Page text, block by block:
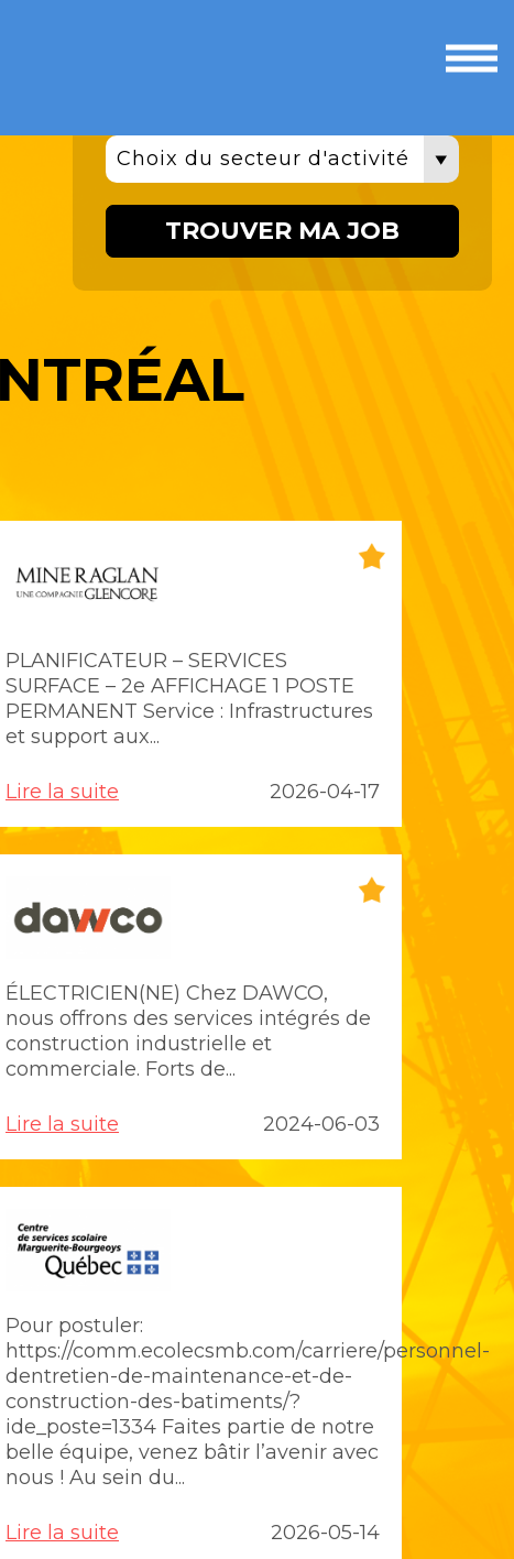
le
Choix du secteur d'activité
TROUVER MA JOB
PLANIFICATEUR – SERVICES
SURFACE – 2e AFFICHAGE 1 POSTE
PERMANENT Service : Infrastructures
et support aux...
Lire la suite 2026-04-17
ÉLECTRICIEN(NE) Chez DAWCO,
nous offrons des services intégrés de
construction industrielle et
commerciale. Forts de...
Lire la suite 2024-06-03
Pour postuler:
https://comm.ecolecsmb.com/carriere/personnel-
dentretien-de-maintenance-et-de-
construction-des-batiments/?
ide_poste=1334 Faites partie de notre
belle équipe, venez bâtir l’avenir avec
nous ! Au sein du...
Lire la suite 2026-05-14